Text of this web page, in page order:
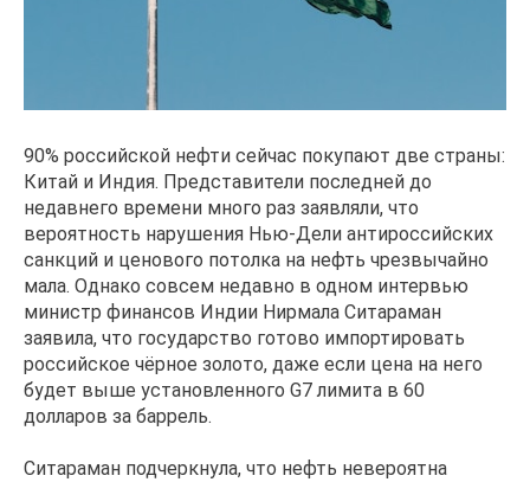
90% российской нефти сейчас покупают две страны:
Китай и Индия. Представители последней до
недавнего времени много раз заявляли, что
вероятность нарушения Нью-Дели антироссийских
санкций и ценового потолка на нефть чрезвычайно
мала. Однако совсем недавно в одном интервью
министр финансов Индии Нирмала Ситараман
заявила, что государство готово импортировать
российское чёрное золото, даже если цена на него
будет выше установленного G7 лимита в 60
долларов за баррель.
Ситараман подчеркнула, что нефть невероятна